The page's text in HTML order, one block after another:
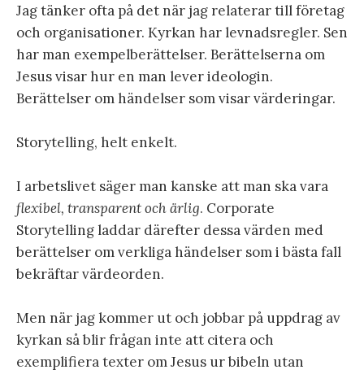
Jag tänker ofta på det när jag relaterar till företag
och organisationer. Kyrkan har levnadsregler. Sen
har man exempelberättelser. Berättelserna om
Jesus visar hur en man lever ideologin.
Berättelser om händelser som visar värderingar.
Storytelling, helt enkelt.
I arbetslivet säger man kanske att man ska vara
flexibel, transparent och ärlig. Corporate
Storytelling laddar därefter dessa värden med
berättelser om verkliga händelser som i bästa fall
bekräftar värdeorden.
Men när jag kommer ut och jobbar på uppdrag av
kyrkan så blir frågan inte att citera och
exemplifiera texter om Jesus ur bibeln utan